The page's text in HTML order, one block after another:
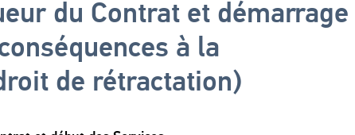
du Contrat et démarrage
à la
de rétractation)